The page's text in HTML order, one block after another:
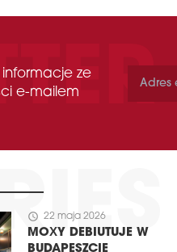
informacje ze
e-mailem
schedule 22 maja 2026
MOXY DEBIUTUJE W
BUDAPESZCIE